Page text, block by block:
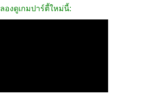
ลองดูเกมปาร์ตี้ใหม่นี้: